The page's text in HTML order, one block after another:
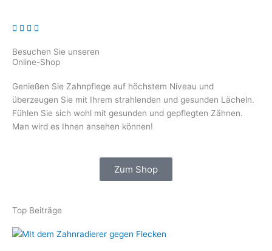
Besuchen Sie unseren
Online-Shop
Genießen Sie Zahnpflege auf höchstem Niveau und
überzeugen Sie mit Ihrem strahlenden und gesunden Lächeln.
Fühlen Sie sich wohl mit gesunden und gepflegten Zähnen.
Man wird es Ihnen ansehen können!
Zum Shop
Top Beiträge